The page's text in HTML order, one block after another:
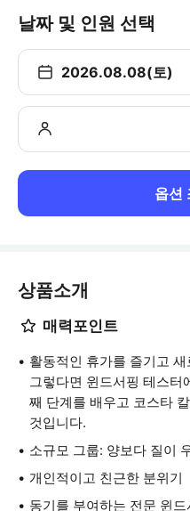
날짜 및 인원 선택
2026.08.08(토)
옵션
상품소개
매력포인트
활동적인 휴가를 즐기고
그렇다면 윈드서핑 테스터
째 단계를 배우고 코스타
것입니다.
소규모 그룹: 양보다 질이
개인적이고 친근한 분위기
동기를 부여하는 전문 윈드